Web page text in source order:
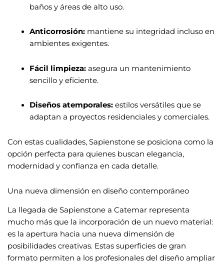
baños y áreas de alto uso.
Anticorrosión:mantiene su integridad incluso en
ambientes exigentes.
Fácil limpieza:asegura un mantenimiento
sencillo y eficiente.
Diseños atemporales:estilos versátiles que se
adaptan a proyectos residenciales y comerciales.
Con estas cualidades, Sapienstone se posiciona como la
opción perfecta para quienes buscan elegancia,
modernidad y confianza en cada detalle.
Una nueva dimensión en diseño contemporáneo
La llegada de Sapienstone a Catemar representa
mucho más que la incorporación de un nuevo material:
es la apertura hacia una nueva dimensión de
posibilidades creativas. Estas superficies de gran
formato permiten a los profesionales del diseño ampliar